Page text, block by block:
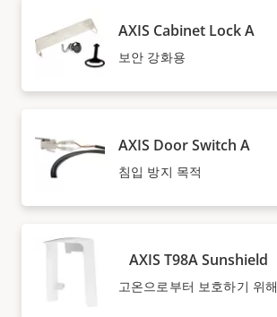
AXIS Cabinet Lock A
보안 강화용
AXIS Door Switch A
침입 방지 목적
AXIS T98A Sunshield
고온으로부터 보호하기 위해